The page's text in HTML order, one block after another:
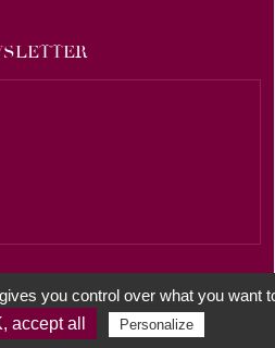
Politique de confidentialite
you control over what you want
accept all Personalize